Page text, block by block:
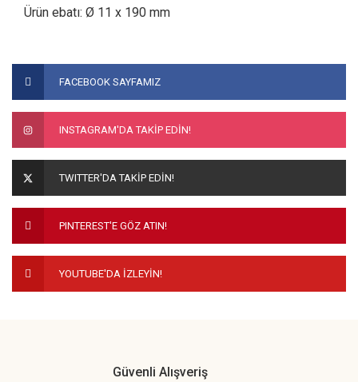
Ürün ebatı: Ø 11 x 190 mm
Bu ürüne ilk yorumu siz yapın!
Yorum Yaz
kullanarak tarafımıza iletebilirsiniz.
Görüş ve önerileriniz için teşekkür ederiz.
Ürün açıklamasında eksik bilgiler bulunuyor.
Ürün fiyatı diğer sitelerden daha pahalı.
Bu ürüne benzer farklı alternatifler olmalı.
FACEBOOK SAYFAMIZ
INSTAGRAM'DA TAKİP EDİN!
TWITTER'DA TAKİP EDİN!
PINTEREST'E GÖZ ATIN!
YOUTUBE'DA İZLEYİN!
Güvenli Alışveriş